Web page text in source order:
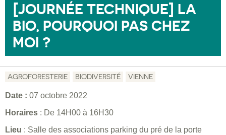
[JOURNÉE TECHNIQUE] LA
BIO, POURQUOI PAS CHEZ
MOI ?
AGROFORESTERIE BIODIVERSITÉ VIENNE
Date : 07 octobre 2022
Horaires : De 14H00 à 16H30
Lieu : Salle des associations parking du pré de la porte